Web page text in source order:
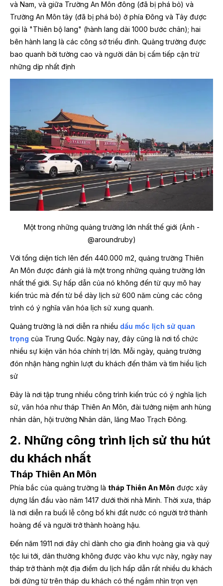
và Nam, và giữa Trường An Môn đông (đã bị phá bỏ) và
Trường An Môn tây (đã bị phá bỏ) ở phía Đông và Tây được
gọi là "Thiên bộ lang" (hành lang dài 1000 bước chân); hai
bên hành lang là các công sở triều đình. Quảng trường được
bao quanh bởi tường cao và người dân bị cấm tiếp cận trừ
những dịp nhất định
Một trong những quảng trường lớn nhất thế giới (Ảnh -
@aroundruby)
Với tổng diện tích lên đến 440.000 m2, quảng trường Thiên
An Môn được đánh giá là một trong những quảng trường lớn
nhất thế giới. Sự hấp dẫn của nó không đến từ quy mô hay
kiến trúc mà đến từ bề dày lịch sử 600 năm cùng các công
trình có ý nghĩa văn hóa lịch sử xung quanh.
Quảng trường là nơi diễn ra nhiều dấu mốc lịch sử quan
trọng của Trung Quốc. Ngày nay, đây cũng là nơi tổ chức
nhiều sự kiện văn hóa chính trị lớn. Mỗi ngày, quảng trường
đón nhận hàng nghìn lượt du khách đến thăm và tìm hiểu lịch
sử
Đây là nơi tập trung nhiều công trình kiến trúc có ý nghĩa lịch
sử, văn hóa như tháp Thiên An Môn, đài tưởng niệm anh hùng
nhân dân, hội trường Nhân dân, lăng Mao Trạch Đông.
2. Những công trình lịch sử thu hút
du khách nhất
Tháp Thiên An Môn
Phía bắc của quảng trường là tháp Thiên An Môn được xây
dựng lần đầu vào năm 1417 dưới thời nhà Minh. Thời xưa, tháp
là nơi diễn ra buổi lễ công bố khi đất nước có người trở thành
hoàng đế và người trở thành hoàng hậu.
Đến năm 1911 nơi đây chỉ dành cho gia đình hoàng gia và quý
tộc lui tới, dân thường không được vào khu vực này, ngày nay
tháp trở thành một địa điểm du lịch hấp dẫn rất nhiều du khách
bởi đứng từ trên tháp du khách có thể ngắm nhìn trọn vẹn